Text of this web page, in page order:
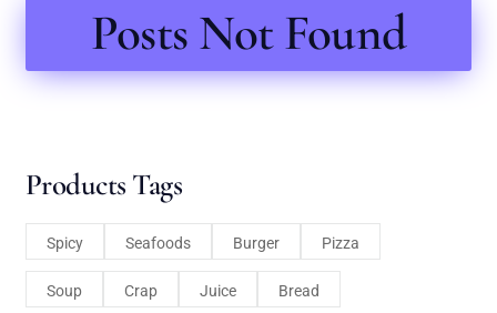
Posts Not Found
Products Tags
Spicy Seafoods Burger Pizza
Soup Crap Juice Bread